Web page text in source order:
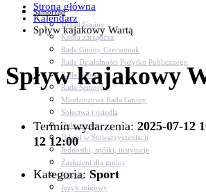
Samorząd
Urząd Gminy
Kadra zarządcza
Rada Gminy Czerwonak
Rada Działalności Pożytku Publicznego
Rada Sportu
Rada Seniorów
Młodzieżowa Rada Gminy
Sołectwa i osiedla
Dokumenty
Udział w Stowarzyszeniach
Jednostki, spółki, instytucje
Zasłużeni dla gminy
Petycje
Język migowy
Strona główna
Kalendarz
Spływ kajakowy Wartą
Spływ kajakowy
Termin wydarzenia: 2025-07-12
12 12:00
Kategoria: Sport